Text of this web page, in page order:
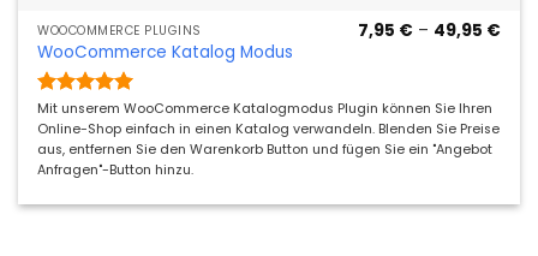
WOOCOMMERCE PLUGINS
WooCommerce Katalog Modus
Bewertet
mit5von
5
7,95 € – 49,95 €
Mit unserem WooCommerce Katalogmodus Plugin können Sie Ihren
Online-Shop einfach in einen Katalog verwandeln. Blenden Sie Preise
aus, entfernen Sie den Warenkorb Button und fügen Sie ein "Angebot
Anfragen"-Button hinzu.